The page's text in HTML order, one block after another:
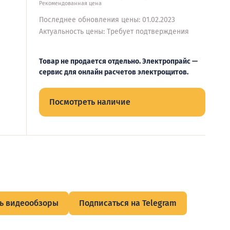
Рекомендованная цена
Последнее обновления цены: 01.02.2023
Актуальность цены: Требует подтверждения
Товар не продается отдельно. Электропрайс —
сервис для онлайн расчетов электрощитов.
Посмотреть наличие
видеообзоры Подписаться на Telegram